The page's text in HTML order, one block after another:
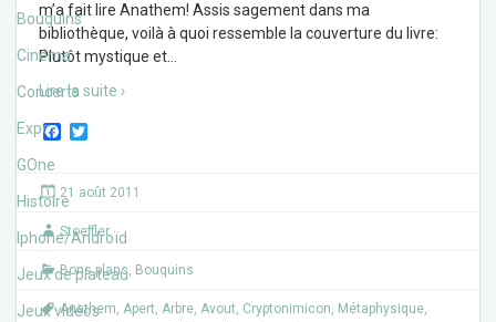
Bouquins
Cinéma
Concerts
Expos
GOne
Histoire
Iphone/Androïd
Jeux de plateau
Jeux vidéos
m’a fait lire Anathem! Assis sagement dans ma
bibliothèque, voilà à quoi ressemble la couverture du livre:
Plutôt mystique et
Lire la suite ›
F
e
b
o
t
r
21 août 2011
Stoeffler
Bons plans, Bouquins
Anathem, Apert, Arbre, Avout, Cryptonimicon, Métaphysique,